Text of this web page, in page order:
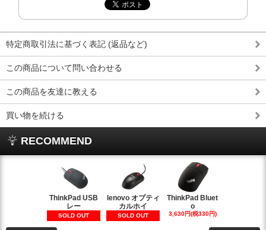
特定商取引法に基づく表記 (返品など)
この商品について問い合わせる
この商品を友達に教える
買い物を続ける
RECOMMEND
ThinkPad USB
レー
SOLD OUT
lenovo オプティ
カルホイ
SOLD OUT
ThinkPad Bluet
o
3,630円(税330円)